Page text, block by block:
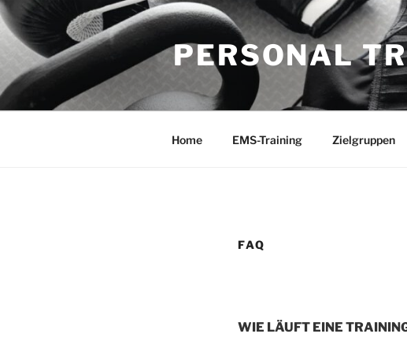
Zum
Inhalt
springen
PERSONAL
Home EMS-Training Zielgruppen
FAQ
WIE LÄUFT EINE